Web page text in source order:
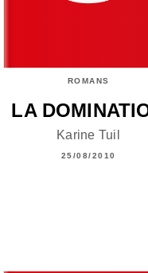
ROMANS
LA
Karine Tuil
25/08/2010